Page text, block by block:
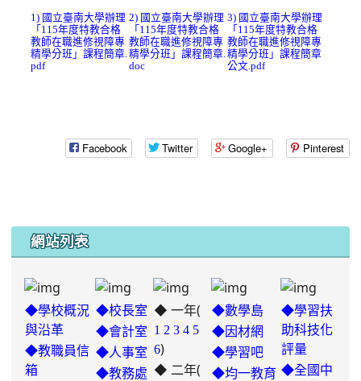
1) 國立臺南大學辦理
「115年度特教合格
教師在職進修視障專
精學分班」課程簡章.
pdf
2) 國立臺南大學辦理
「115年度特教合格
教師在職進修視障專
精學分班」課程簡章.
doc
3) 國立臺南大學辦理
「115年度特教合格
教師在職進修視障專
精學分班」課程簡章
公文.pdf
Facebook Twitter Google+ Pinterest
網站列表
◆學校概況
與沿革
◆教職員信
箱
◆校長室
◆會計室
◆人事室
◆教務處
◆ 一年(
1 2 3 4 5
6)
◆ 二年(
◆數學島
◆因材網
◆學習吧
◆均一教育
◆學習扶
助科技化
評量
◆全國中